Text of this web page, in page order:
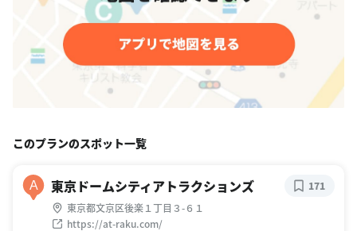
このプランのスポット一覧
A 東京ドームシティアトラクションズ
東京都文京区後楽１丁目３-６１
https://at-raku.com/
171